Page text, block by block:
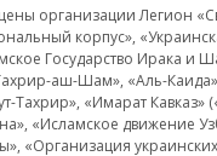
организации Легион
корпус»,
Государство Ирака
аш-Шам», «Аль-
Тахрир», «Имарат
«Исламское движение
«Организация